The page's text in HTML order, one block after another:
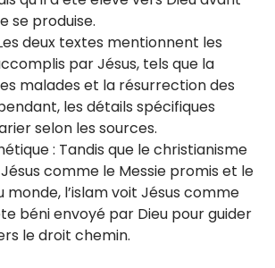
se produise.
deux textes mentionnent les
par Jésus, tels que la
malades et la résurrection des
les détails spécifiques
selon les sources.
: Tandis que le christianisme
comme le Messie promis et le
monde, l’islam voit Jésus comme
béni envoyé par Dieu pour guider
le droit chemin.